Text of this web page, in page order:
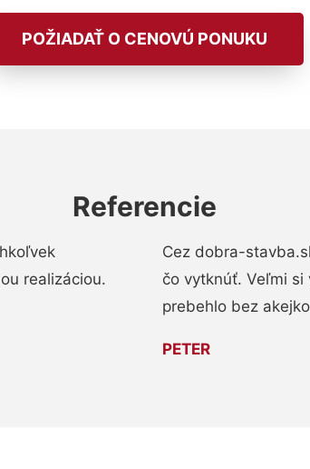
POŽIADAŤ O CENOVÚ PONUKU
Referencie
realizáciou.
Cez dobra-
čo vytknúť. Veľmi si
prebehlo bez
PETER